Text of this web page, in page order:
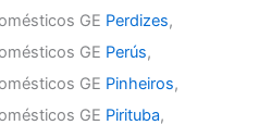
GE Perdizes,
GE Perús,
GE Pinheiros,
GE Pirituba,